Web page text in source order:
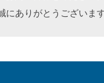
ありがとうございま